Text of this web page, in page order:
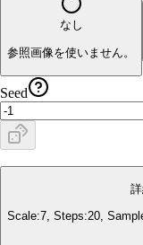
なし
参照画像を使いません。
Seed
Scale:7, Steps:20,